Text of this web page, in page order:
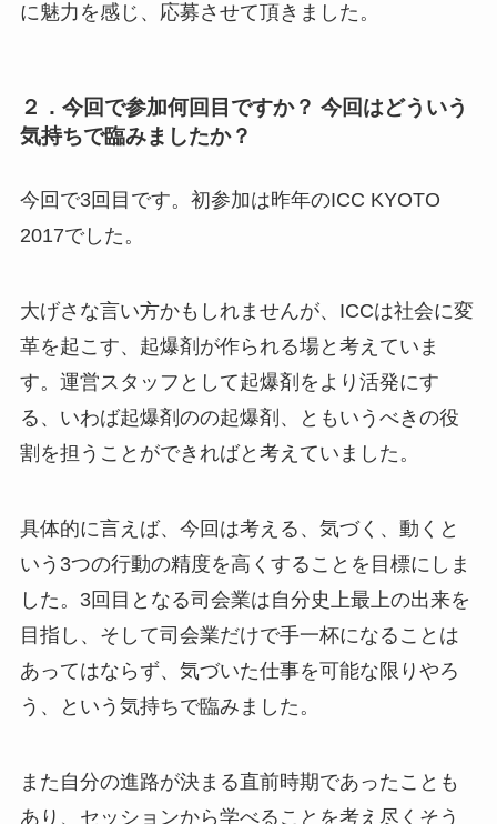
に魅力を感じ、応募させて頂きました。
２．今回で参加何回目ですか？ 今回はどういう
気持ちで臨みましたか？
今回で3回目です。初参加は昨年のICC KYOTO
2017でした。
大げさな言い方かもしれませんが、ICCは社会に変
革を起こす、起爆剤が作られる場と考えていま
す。運営スタッフとして起爆剤をより活発にす
る、いわば起爆剤のの起爆剤、ともいうべきの役
割を担うことができればと考えていました。
具体的に言えば、今回は考える、気づく、動くと
いう3つの行動の精度を高くすることを目標にしま
した。3回目となる司会業は自分史上最上の出来を
目指し、そして司会業だけで手一杯になることは
あってはならず、気づいた仕事を可能な限りやろ
う、という気持ちで臨みました。
また自分の進路が決まる直前時期であったことも
あり、セッションから学べることを考え尽くそう